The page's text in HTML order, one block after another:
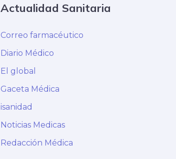
Actualidad Sanitaria
Correo farmacéutico
Diario Médico
El global
Gaceta Médica
isanidad
Noticias Medicas
Redacción Médica